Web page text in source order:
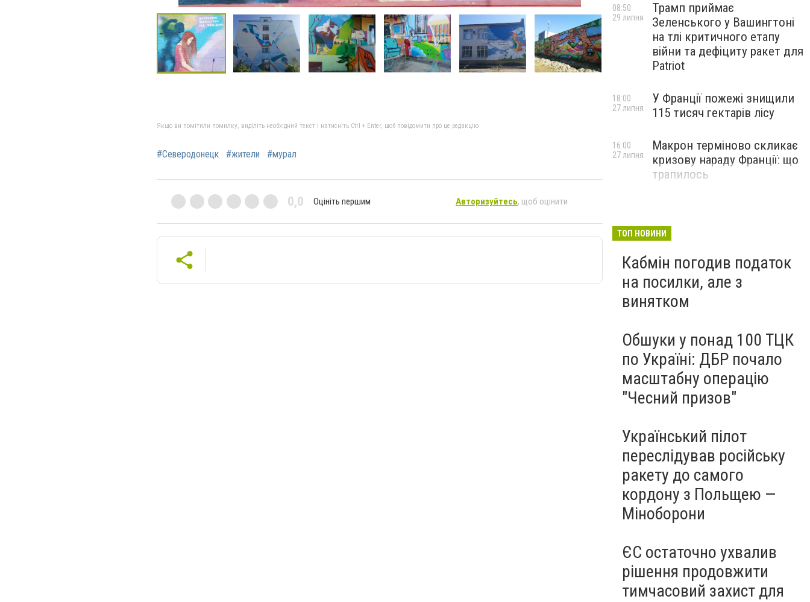
Якщо ви помітили помилку, виділіть необхідний текст і натисніть Ctrl + Enter, щоб повідомити про це редакцію
#Северодонецк #жители #мурал
0,0 Оцініть першим Авторизуйтесь, щоб оцінити
Трамп приймає
Зеленського у Вашингтоні
на тлі критичного етапу
війни та дефіциту ракет для
Patriot
08:50
29 липня
У Франції пожежі знищили
115 тисяч гектарів лісу
18:00
27 липня
Макрон терміново скликає
кризову нараду Франції: що
трапилось
16:00
27 липня
ТОП НОВИНИ
Кабмін погодив податок
на посилки, але з
винятком
Обшуки у понад 100 ТЦК
по Україні: ДБР почало
масштабну операцію
"Чесний призов"
Український пілот
переслідував російську
ракету до самого
кордону з Польщею —
Міноборони
ЄС остаточно ухвалив
рішення продовжити
тимчасовий захист для